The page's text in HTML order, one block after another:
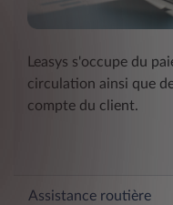
Leasys s'occupe du
circulation ainsi que
compte du client.
Assistance routière